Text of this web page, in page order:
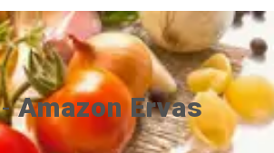
-Amazon Ervas